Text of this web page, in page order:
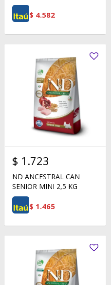
$ 4.582
$ 1.723
ND ANCESTRAL CAN
SENIOR MINI 2,5 KG
$ 1.465